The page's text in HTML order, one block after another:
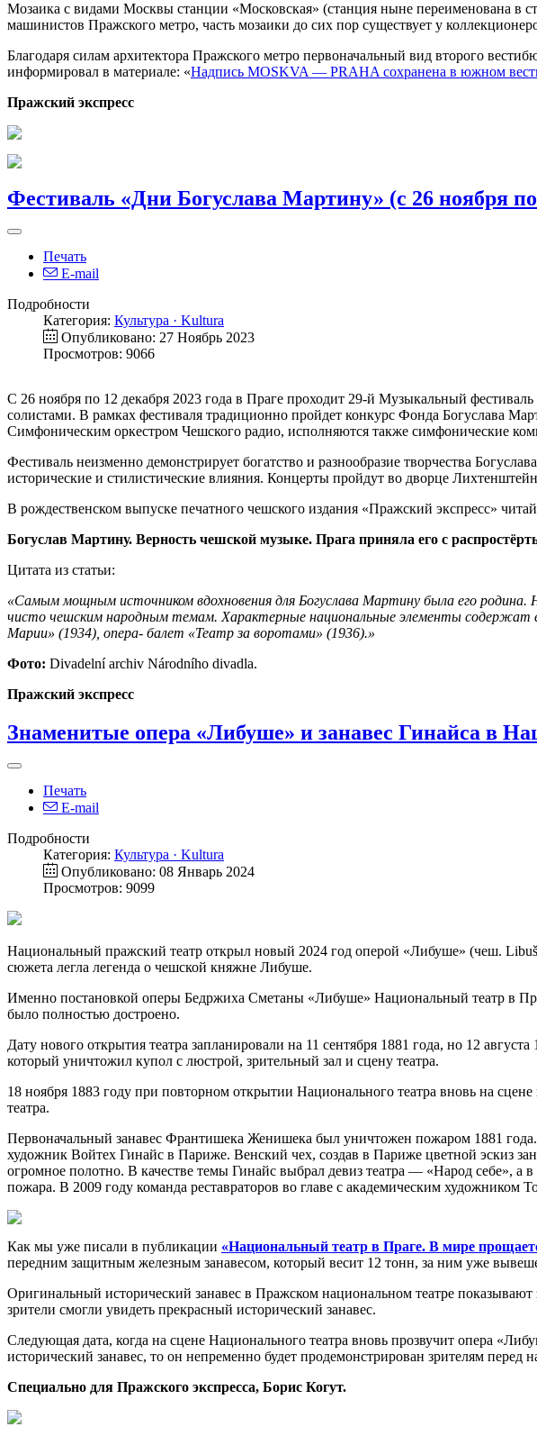
Мозаика с видами Москвы станции «Московская» (станция ныне переименована в
машинистов Пражского метро, часть мозаики до сих пор существует у
Благодаря силам архитектора Пражского метро первоначальный вид второго
информировал в материале: «Надпись MOSKVA — PRAHA сохранена в южном
Пражский экспресс
Фестиваль «Дни Богуслава Мартину» (с 26 ноября по
Печать
E-mail
Подробности
Категория: Культура · Kultura
Опубликовано: 27 Ноябрь 2023
Просмотров: 9066
С 26 ноября по 12 декабря 2023 года в Праге проходит 29-й Музыкальный
солистами. В рамках фестиваля традиционно пройдет конкурс Фонда Богуслава
Симфоническим оркестром Чешского радио, исполняются также симфонические
Фестиваль неизменно демонстрирует богатство и разнообразие творчества
исторические и стилистические влияния. Концерты пройдут во дворце
В рождественском выпуске печатного чешского издания «Пражский экспресс»
Богуслав Мартину. Верность чешской музыке. Прага приняла его с
Цитата из статьи:
«Самым мощным источником вдохновения для Богуслава Мартину была его родина.
чисто чешским народным темам. Характерные национальные элементы содержат
Марии» (1934), опера- балет «Театр за воротами» (1936).»
Фото: Divadelní archiv Národního divadla.
Пражский экспресс
Знаменитые опера «Либуше» и занавес Гинайса в
Печать
E-mail
Подробности
Категория: Культура · Kultura
Опубликовано: 08 Январь 2024
Просмотров: 9099
Национальный пражский театр открыл новый 2024 год оперой «Либуше» (чеш.
сюжета легла легенда о чешской княжне Либуше.
Именно постановкой оперы Бедржиха Сметаны «Либуше» Национальный театр в
было полностью достроено.
Дату нового открытия театра запланировали на 11 сентября 1881 года, но 12
который уничтожил купол с люстрой, зрительный зал и сцену театра.
18 ноября 1883 году при повторном открытии Национального театра вновь на
театра.
Первоначальный занавес Франтишека Женишека был уничтожен пожаром 1881
художник Войтех Гинайс в Париже. Венский чех, создав в Париже цветной эскиз
огромное полотно. В качестве темы Гинайс выбрал девиз театра — «Народ себе»,
пожара. В 2009 году команда реставраторов во главе с академическим художником
Как мы уже писали в публикации «Национальный театр в Праге. В мире
передним защитным железным занавесом, который весит 12 тонн, за ним уже
Оригинальный исторический занавес в Пражском национальном театре
зрители смогли увидеть прекрасный исторический занавес.
Следующая дата, когда на сцене Национального театра вновь прозвучит опера
исторический занавес, то он непременно будет продемонстрирован зрителям
Специально для Пражского экспресса, Борис Когут.